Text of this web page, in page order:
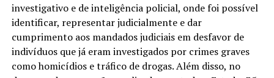
investigativo e de inteligência policial, onde foi possível
identificar, representar judicialmente e dar
cumprimento aos mandados judiciais em desfavor de
indivíduos que já eram investigados por crimes graves
como homicídios e tráfico de drogas. Além disso, no